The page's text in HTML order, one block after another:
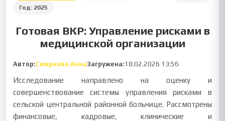
Год: 2025
Готовая ВКР: Управление рисками в
медицинской организации
Автор:Смирнова АннаЗагружена:18.02.2026 13:56
Исследование направлено на оценку и
совершенствование системы управления рисками в
сельской центральной районной больнице. Рассмотрены
финансовые, кадровые, клинические и